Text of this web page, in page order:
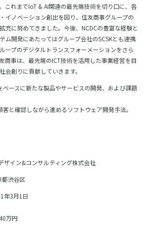
これまでIoT & AI関連の最先端技術を切り口に、各
イノベーション創出を図り、住友商事グループの
充に努めてきました。今後、NCDCの豊富な経験と
ム開発にあたってはグループ会社のSCSKとも連携
ープのデジタルトランスフォーメーションをさら
商事は、最先端のICT技術を活用した事業経営を目
会創りに貢献していきます。
ベースに新たな製品やサービスの開発、および課題
客と確認しながら進めるソフトウェア開発手法。
ザイン&コンサルティング株式会社
都渋谷区
年3月1日
万円